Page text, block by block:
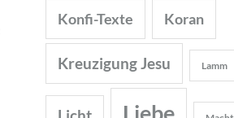
Konfi-Texte Koran
Kreuzigung Jesu Lamm
Liebe